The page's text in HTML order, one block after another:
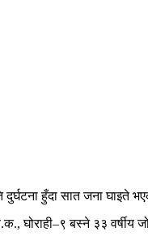
हुँदा सात जना घाइते
घोराही–९ बस्ने ३३